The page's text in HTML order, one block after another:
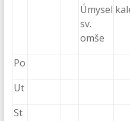
Úmysel
sv.
omše
Po
Ut
St